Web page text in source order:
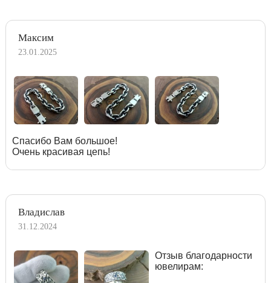
Максим
23.01.2025
Спасибо Вам большое!
Очень красивая цепь!
Владислав
31.12.2024
Отзыв благодарности
ювелирам: